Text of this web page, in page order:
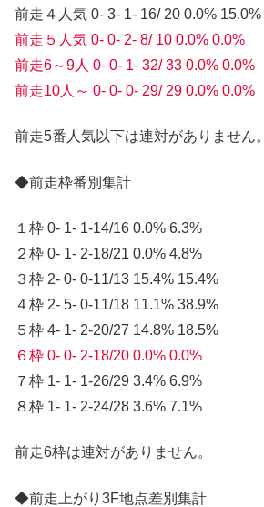
前走４人気 0- 3- 1- 16/ 20 0.0% 15.0%
前走５人気 0- 0- 2- 8/ 10 0.0% 0.0%
前走6～9人 0- 0- 1- 32/ 33 0.0% 0.0%
前走10人～ 0- 0- 0- 29/ 29 0.0% 0.0%
前走5番人気以下は連対がありません。
◆前走枠番別集計
１枠 0- 1- 1-14/16 0.0% 6.3%
２枠 0- 1- 2-18/21 0.0% 4.8%
３枠 2- 0- 0-11/13 15.4% 15.4%
４枠 2- 5- 0-11/18 11.1% 38.9%
５枠 4- 1- 2-20/27 14.8% 18.5%
６枠 0- 0- 2-18/20 0.0% 0.0%
７枠 1- 1- 1-26/29 3.4% 6.9%
８枠 1- 1- 2-24/28 3.6% 7.1%
前走6枠は連対がありません。
◆前走上がり3F地点差別集計